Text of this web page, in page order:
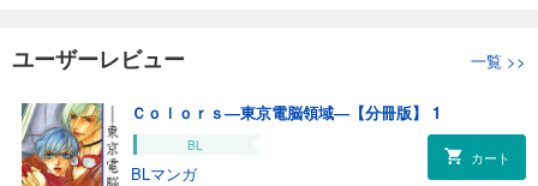
ユーザーレビュー 一覧 >>
Ｃｏｌｏｒｓ―東京電脳領域―【分冊版】 1
BL
BLマンガ
カート